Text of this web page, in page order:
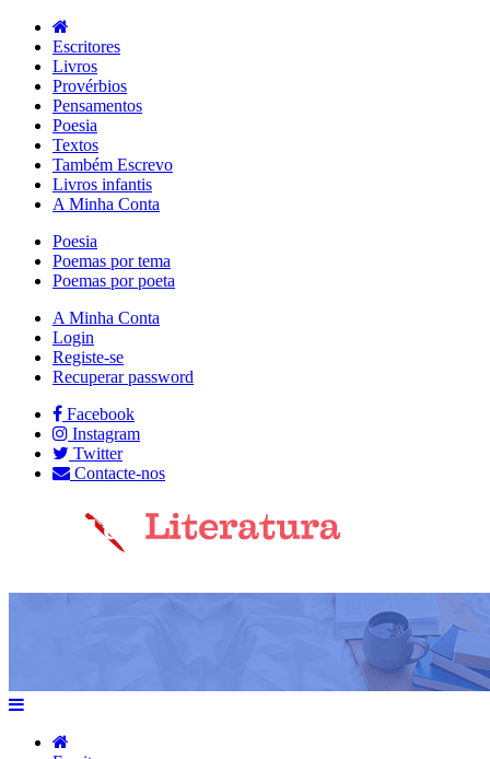
Escritores
Livros
Provérbios
Pensamentos
Poesia
Textos
Também Escrevo
Livros infantis
A Minha Conta
Poesia
Poemas por tema
Poemas por poeta
A Minha Conta
Login
Registe-se
Recuperar password
Facebook
Instagram
Twitter
Contacte-nos